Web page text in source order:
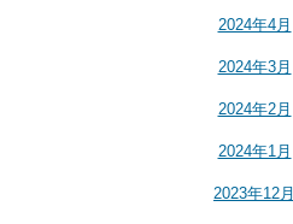
2024年4月
2024年3月
2024年2月
2024年1月
2023年12月